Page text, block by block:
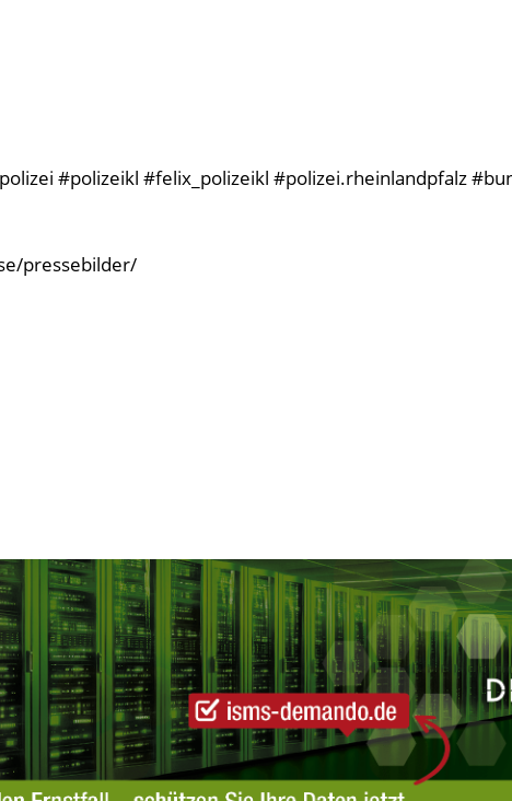
#polizeikl #felix_polizeikl #polizei.rheinlandpfalz
pressebilder/